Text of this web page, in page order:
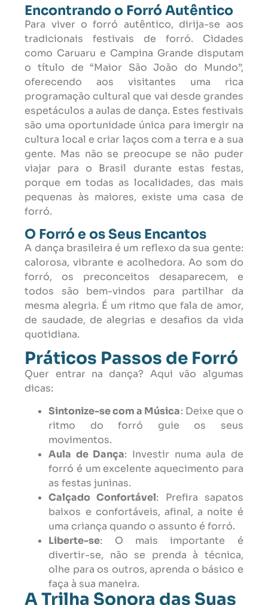
Encontrando o Forró Autêntico
Para viver o forró autêntico, dirija-se aos
tradicionais festivais de forró. Cidades
como Caruaru e Campina Grande disputam
o título de “Maior São João do Mundo”,
oferecendo aos visitantes uma rica
programação cultural que vai desde grandes
espetáculos a aulas de dança. Estes festivais
são uma oportunidade única para imergir na
cultura local e criar laços com a terra e a sua
gente. Mas não se preocupe se não puder
viajar para o Brasil durante estas festas,
porque em todas as localidades, das mais
pequenas às maiores, existe uma casa de
forró.
O Forró e os Seus Encantos
A dança brasileira é um reflexo da sua gente:
calorosa, vibrante e acolhedora. Ao som do
forró, os preconceitos desaparecem, e
todos são bem-vindos para partilhar da
mesma alegria. É um ritmo que fala de amor,
de saudade, de alegrias e desafios da vida
quotidiana.
Práticos Passos de Forró
Quer entrar na dança? Aqui vão algumas
dicas:
Sintonize-se com a Música: Deixe que o
ritmo do forró guie os seus
movimentos.
Aula de Dança: Investir numa aula de
forró é um excelente aquecimento para
as festas juninas.
Calçado Confortável: Prefira sapatos
baixos e confortáveis, afinal, a noite é
uma criança quando o assunto é forró.
Liberte-se: O mais importante é
divertir-se, não se prenda à técnica,
olhe para os outros, aprenda o básico e
faça à sua maneira.
A Trilha Sonora das Suas